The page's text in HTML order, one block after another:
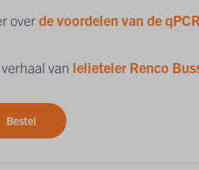
overde voordelen van de
van lelieteler Renco
Bestel